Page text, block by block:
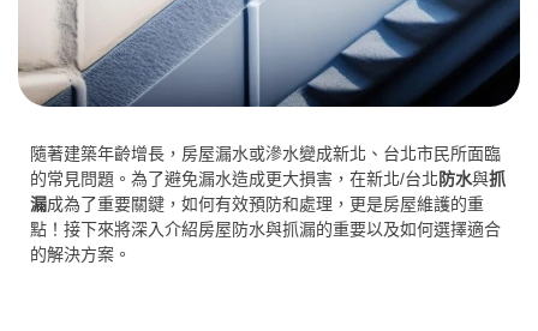
隨著建築年齡增長，房屋漏水或滲水變成新北、台北市民所面臨
的常見問題。為了避免漏水造成更大損害，在新北/台北防水與抓
漏成為了重要關鍵，如何有效預防和處理，更是房屋維護的重
點！接下來將深入介紹房屋防水與抓漏的重要以及如何選擇適合
的解決方案。